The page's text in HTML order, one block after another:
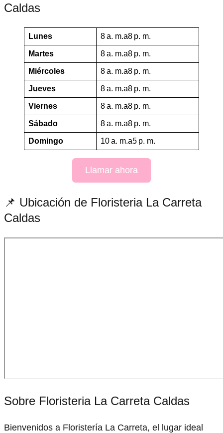
Caldas
Lunes 8 a. m.a8 p. m.
Martes 8 a. m.a8 p. m.
Miércoles 8 a. m.a8 p. m.
Jueves 8 a. m.a8 p. m.
Viernes 8 a. m.a8 p. m.
Sábado 8 a. m.a8 p. m.
Domingo 10 a. m.a5 p. m.
Llamar ahora
📌 Ubicación de Floristeria La Carreta
Caldas
Sobre Floristeria La Carreta Caldas
Bienvenidos a Floristería La Carreta, el lugar ideal